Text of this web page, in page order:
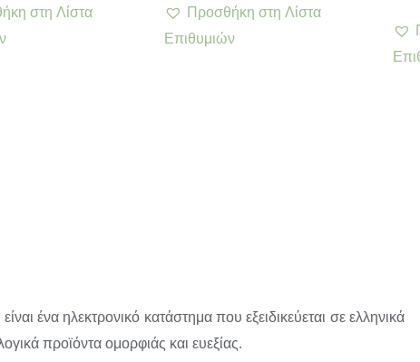
στη Λίστα
Προσθήκη στη Λίστα
Επιθυμιών
ένα ηλεκτρονικό κατάστημα που εξειδικεύεται σε ελληνικά
προϊόντα ομορφιάς και ευεξίας.